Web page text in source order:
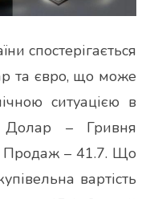
спостерігається
та євро, що може
ситуацією в
Долар – Гривня
Продаж – 41.7. Що
вартість